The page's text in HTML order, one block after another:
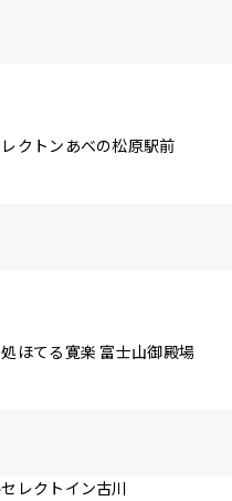
クトンあべの松原駅前
ほてる寛楽 富士山御殿場
レクトイン古川